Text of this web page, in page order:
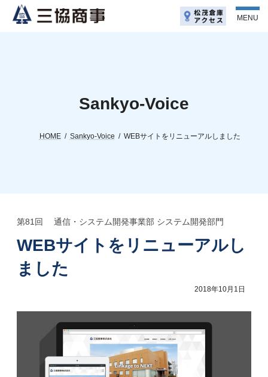
MENU
Sankyo-Voice
HOME Sankyo-Voice WEBサイトをリニューアルしました
第81回 通信・システム開発事業部 システム開発部門
WEBサイトをリニューアルし
ました
2018年10月1日